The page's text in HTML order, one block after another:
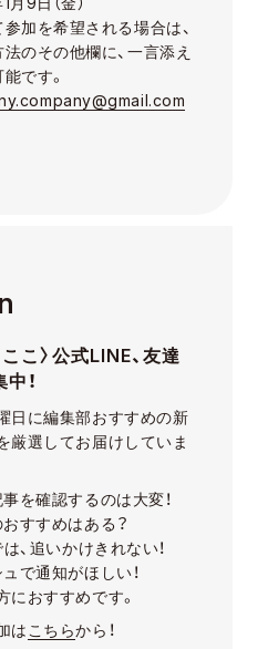
加を希望される場合は、
のその他欄に、一言添え
です。
ここ〉公式LINE、友達
！
日に編集部おすすめの新
厳選してお届けしていま
事を確認するのは大変！
おすすめはある？
は、追いかけきれない！
ュで通知がほしい！
におすすめです。
は こちらから！